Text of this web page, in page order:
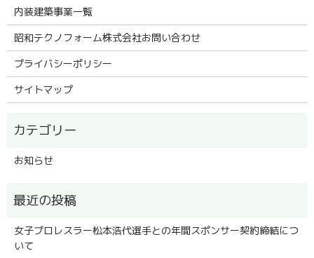
内装建築事業一覧
昭和テクノフォーム株式会社お問い合わせ
プライバシーポリシー
サイトマップ
お知らせ
女子プロレスラー松本浩代選手との年間スポンサー契約締結につ
いて